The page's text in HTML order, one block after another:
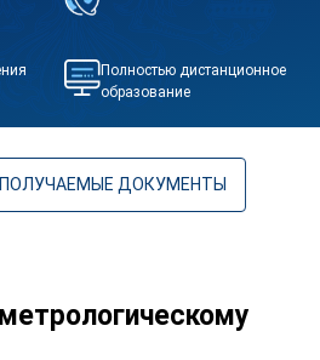
Полностью дистанционное
образование
ПОЛУЧАЕМЫЕ ДОКУМЕНТЫ